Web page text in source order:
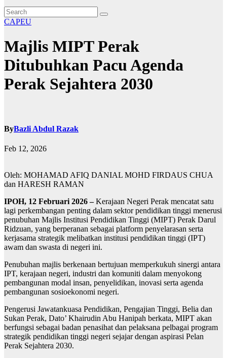
CAPEU
Majlis MIPT Perak
Ditubuhkan Pacu Agenda
Perak Sejahtera 2030
ByBazli Abdul Razak
Feb 12, 2026
Oleh: MOHAMAD AFIQ DANIAL MOHD FIRDAUS CHUA
dan HARESH RAMAN
IPOH, 12 Februari 2026 –Kerajaan Negeri Perak mencatat satu
lagi perkembangan penting dalam sektor pendidikan tinggi menerusi
penubuhan Majlis Institusi Pendidikan Tinggi (MIPT) Perak Darul
Ridzuan, yang berperanan sebagai platform penyelarasan serta
kerjasama strategik melibatkan institusi pendidikan tinggi (IPT)
awam dan swasta di negeri ini.
Penubuhan majlis berkenaan bertujuan memperkukuh sinergi antara
IPT, kerajaan negeri, industri dan komuniti dalam menyokong
pembangunan modal insan, penyelidikan, inovasi serta agenda
pembangunan sosioekonomi negeri.
Pengerusi Jawatankuasa Pendidikan, Pengajian Tinggi, Belia dan
Sukan Perak, Dato’ Khairudin Abu Hanipah berkata, MIPT akan
berfungsi sebagai badan penasihat dan pelaksana pelbagai program
strategik pendidikan tinggi negeri sejajar dengan aspirasi Pelan
Perak Sejahtera 2030.